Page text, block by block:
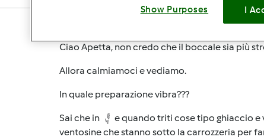
Ciao Apetta, non credo che il boccale sia più
Allora calmiamoci e vediamo.
In quale preparazione vibra???
Sai che in
e quando triti cose tipo ghiaccio e
ventosine che stanno sotto la carrozzeria per
Show Purposes I